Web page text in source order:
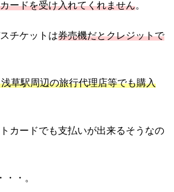
ードを受け入れてくれません。
チケットは券売機だとクレジットで
草駅周辺の旅行代理店等でも購入
カードでも支払いが出来るそうなの
・。